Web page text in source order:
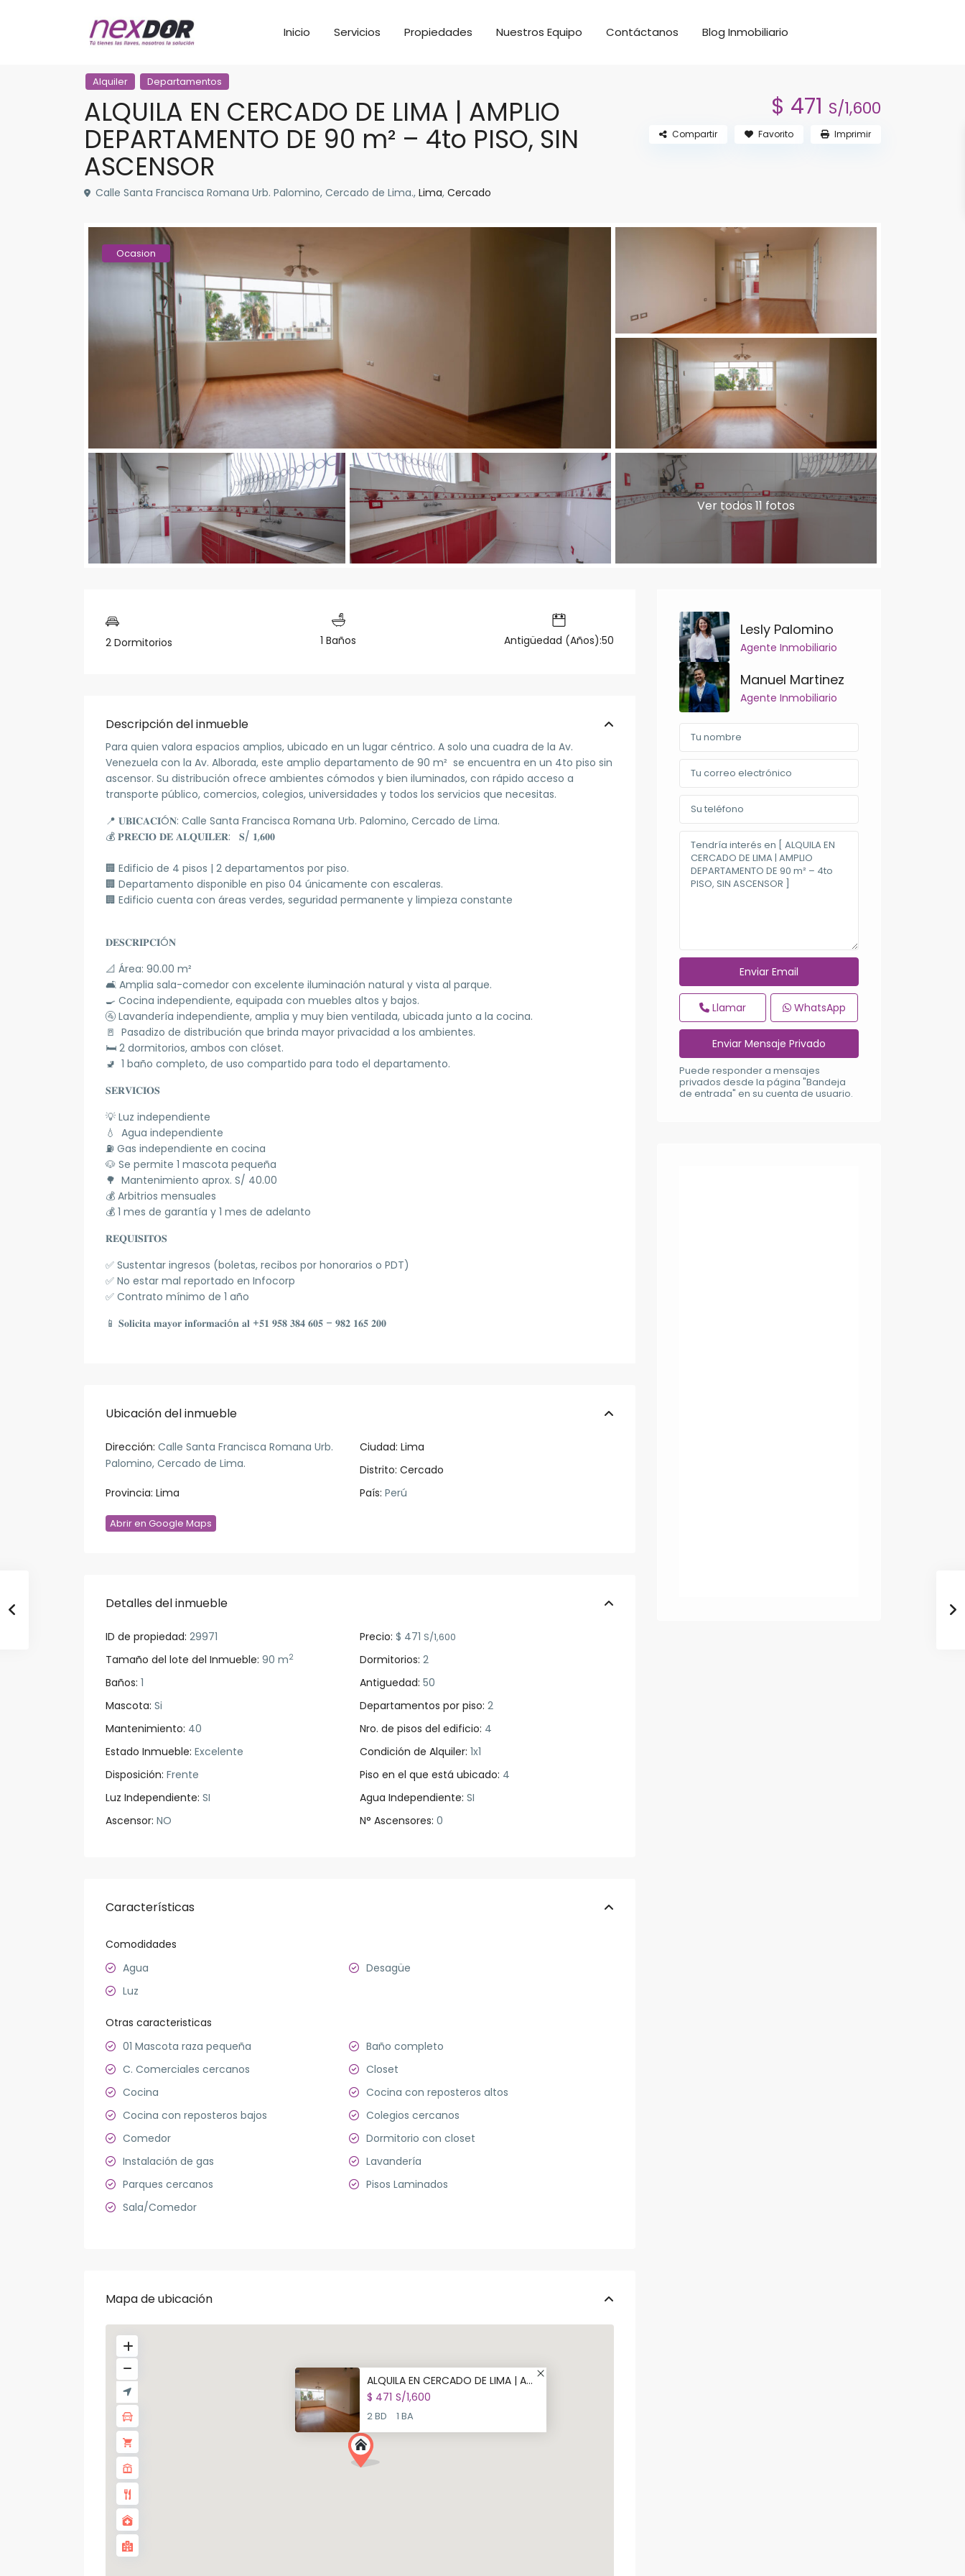
Inicio Servicios Propiedades Nuestros Equipo Contáctanos Blog Inmobiliario
Alquiler Departamentos
ALQUILA EN CERCADO DE LIMA | AMPLIO
DEPARTAMENTO DE 90 m² – 4to PISO, SIN
ASCENSOR
$ 471 S/1,600
Calle Santa Francisca Romana Urb. Palomino, Cercado de Lima., Lima, Cercado
Compartir Favorito Imprimir
Ocasion
Ver todos 11 fotos
2 Dormitorios 1 Baños Antigüedad (Años):50
Descripción del inmueble
Para quien valora espacios amplios, ubicado en un lugar céntrico. A solo una cuadra de la Av.
Venezuela con la Av. Alborada, este amplio departamento de 90 m² se encuentra en un 4to piso sin
ascensor. Su distribución ofrece ambientes cómodos y bien iluminados, con rápido acceso a
transporte público, comercios, colegios, universidades y todos los servicios que necesitas.
📍 𝐔𝐁𝐈𝐂𝐀𝐂𝐈Ó𝐍: Calle Santa Francisca Romana Urb. Palomino, Cercado de Lima.
💰 𝐏𝐑𝐄𝐂𝐈𝐎 𝐃𝐄 𝐀𝐋𝐐𝐔𝐈𝐋𝐄𝐑: 𝐒/ 𝟏,𝟔𝟎𝟎
🏢 Edificio de 4 pisos | 2 departamentos por piso.
🏢 Departamento disponible en piso 04 únicamente con escaleras.
🏢 Edificio cuenta con áreas verdes, seguridad permanente y limpieza constante
𝐃𝐄𝐒𝐂𝐑𝐈𝐏𝐂𝐈Ó𝐍
📐 Área: 90.00 m²
🛋️ Amplia sala-comedor con excelente iluminación natural y vista al parque.
🍳 Cocina independiente, equipada con muebles altos y bajos.
🚰 Lavandería independiente, amplia y muy bien ventilada, ubicada junto a la cocina.
🚪 Pasadizo de distribución que brinda mayor privacidad a los ambientes.
🛏️ 2 dormitorios, ambos con clóset.
🚽 1 baño completo, de uso compartido para todo el departamento.
𝐒𝐄𝐑𝐕𝐈𝐂𝐈𝐎𝐒
💡 Luz independiente
💧 Agua independiente
⛽ Gas independiente en cocina
🐶 Se permite 1 mascota pequeña
🌳 Mantenimiento aprox. S/ 40.00
💰 Arbitrios mensuales
💰 1 mes de garantía y 1 mes de adelanto
𝐑𝐄𝐐𝐔𝐈𝐒𝐈𝐓𝐎𝐒
✅ Sustentar ingresos (boletas, recibos por honorarios o PDT)
✅ No estar mal reportado en Infocorp
✅ Contrato mínimo de 1 año
📱 𝐒𝐨𝐥𝐢𝐜𝐢𝐭𝐚 𝐦𝐚𝐲𝐨𝐫 𝐢𝐧𝐟𝐨𝐫𝐦𝐚𝐜𝐢ó𝐧 𝐚𝐥 +𝟓𝟏 𝟗𝟓𝟖 𝟑𝟖𝟒 𝟔𝟎𝟓 – 𝟗𝟖𝟐 𝟏𝟔𝟓 𝟐𝟎𝟎
Ubicación del inmueble
Dirección: Calle Santa Francisca Romana Urb.
Palomino, Cercado de Lima.
Ciudad: Lima
Distrito: Cercado
Provincia: Lima País: Perú
Abrir en Google Maps
Detalles del inmueble
ID de propiedad: 29971 Precio: $ 471 S/1,600
Tamaño del lote del Inmueble: 90 m2 Dormitorios: 2
Baños: 1 Antiguedad: 50
Mascota: Si Departamentos por piso: 2
Mantenimiento: 40 Nro. de pisos del edificio: 4
Estado Inmueble: Excelente Condición de Alquiler: 1x1
Disposición: Frente Piso en el que está ubicado: 4
Luz Independiente: SI Agua Independiente: SI
Ascensor: NO N° Ascensores: 0
Características
Comodidades
Agua
Desagüe
Luz
Otras caracteristicas
01 Mascota raza pequeña
Baño completo
C. Comerciales cercanos
Closet
Cocina
Cocina con reposteros altos
Cocina con reposteros bajos
Colegios cercanos
Comedor
Dormitorio con closet
Instalación de gas
Lavandería
Parques cercanos
Pisos Laminados
Sala/Comedor
Mapa de ubicación
ALQUILA EN CERCADO DE LIMA | A...
$ 471 S/1,600
2 BD 1 BA
Lesly Palomino
Agente Inmobiliario
Manuel Martinez
Agente Inmobiliario
Llamar WhatsApp
Puede responder a mensajes
privados desde la página "Bandeja
de entrada" en su cuenta de usuario.